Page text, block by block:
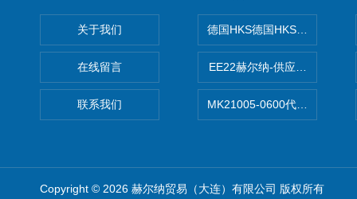
关于我们
在线留言
联系我们
德国HKS德国HKS液压旋转摆
EE22赫尔纳-供应
MK21005-0600代理德国MK
Copyright © 2026 赫尔纳贸易（大连）有限公司 版权所有